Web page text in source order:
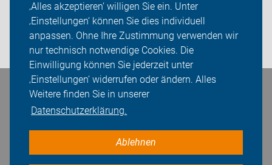
‚Alles akzeptieren‘ willigen Sie ein. Unter
‚Einstellungen‘ können Sie dies individuell
anpassen. Ohne Ihre Zustimmung verwenden wir
nur technisch notwendige Cookies. Die
Einwilligung können Sie jederzeit unter
‚Einstellungen‘ widerrufen oder ändern. Alles
Weitere finden Sie in unserer
Datenschutzerklärung.
Ablehnen
Presse
Login
Bleiben Sie in Kontakt